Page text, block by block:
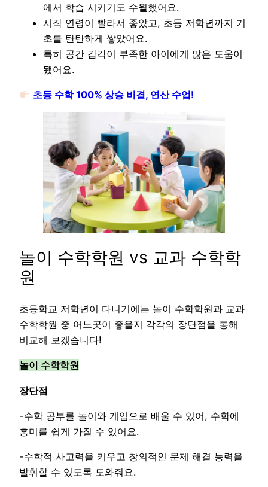
에서 학습 시키기도 수월했어요.
시작 연령이 빨라서 좋았고, 초등 저학년까지 기
초를 탄탄하게 쌓았어요.
특히 공간 감각이 부족한 아이에게 많은 도움이
됐어요.
초등 수학 100% 상승 비결, 연산 수업!
놀이 수학학원 vs 교과 수학학
원
초등학교 저학년이 다니기에는 놀이 수학학원과 교과
수학학원 중 어느곳이 좋을지 각각의 장단점을 통해
비교해 보겠습니다!
놀이 수학학원
장단점
-수학 공부를 놀이와 게임으로 배울 수 있어, 수학에
흥미를 쉽게 가질 수 있어요.
-수학적 사고력을 키우고 창의적인 문제 해결 능력을
발휘할 수 있도록 도와줘요.